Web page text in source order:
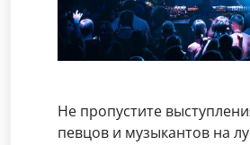
Не пропустите
певцов и музыкантов на